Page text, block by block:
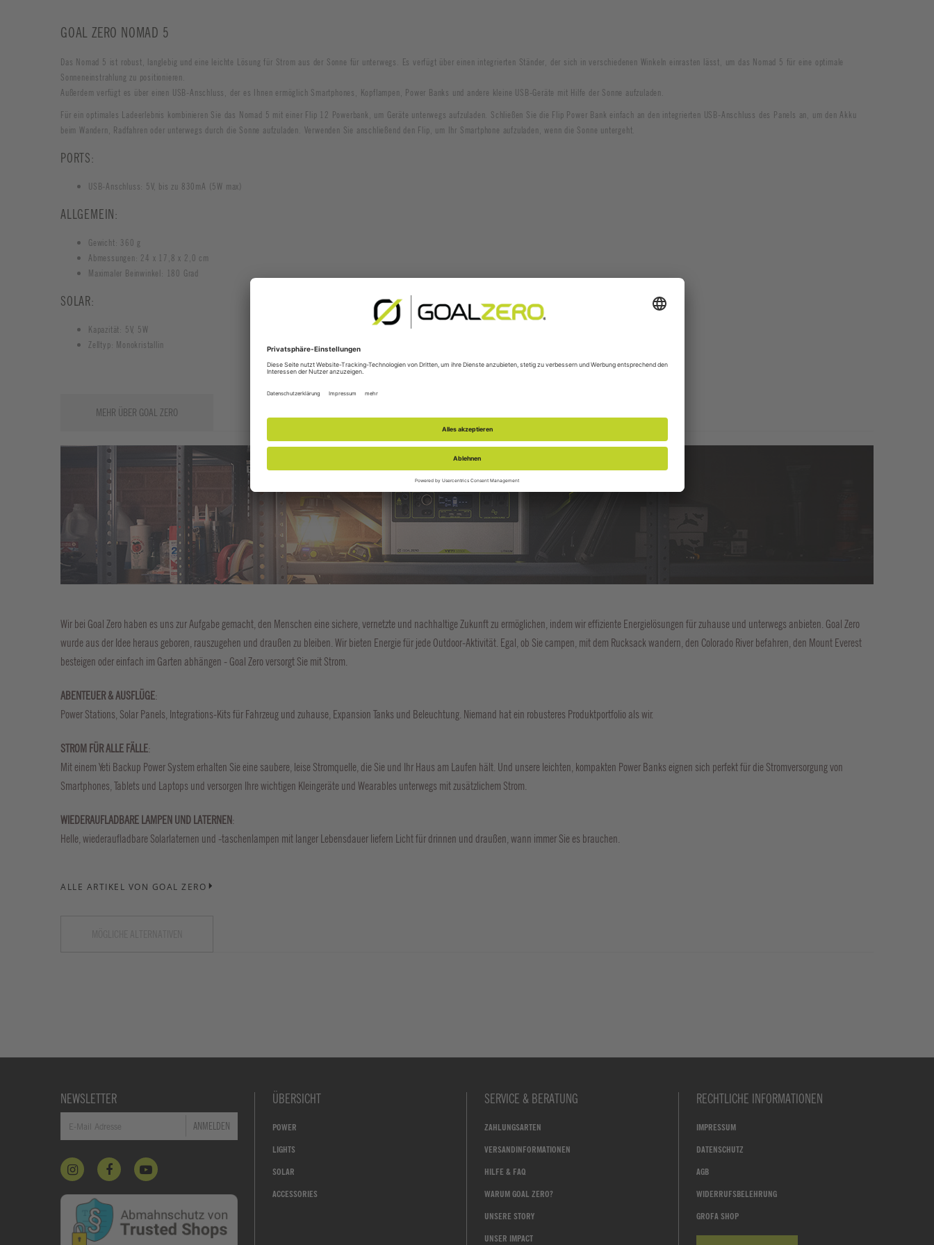
GOAL ZERO NOMAD 5
Das Nomad 5 ist robust, langlebig und eine leichte Lösung für Strom aus der Sonne für unterwegs. Es verfügt über einen integrierten Ständer, der sich in verschiedenen Winkeln einrasten lässt, um das Nomad 5 für eine optimale
Sonneneinstrahlung zu positionieren.
Außerdem verfügt es über einen USB-Anschluss, der es Ihnen ermöglich Smartphones, Kopflampen, Power Banks und andere kleine USB-Geräte mit Hilfe der Sonne aufzuladen.
Für ein optimales Ladeerlebnis kombinieren Sie das Nomad 5 mit einer Flip 12 Powerbank, um Geräte unterwegs aufzuladen. Schließen Sie die Flip Power Bank einfach an den integrierten USB-Anschluss des Panels an, um den Akku
beim Wandern, Radfahren oder unterwegs durch die Sonne aufzuladen. Verwenden Sie anschließend den Flip, um Ihr Smartphone aufzuladen, wenn die Sonne untergeht.
PORTS:
USB-Anschluss: 5V, bis zu 830mA (5W max)
ALLGEMEIN:
Gewicht: 360 g
Abmessungen: 24 x 17,8 x 2,0 cm
Maximaler Beinwinkel: 180 Grad
SOLAR:
Kapazität: 5V, 5W
Zelltyp: Monokristallin
MEHR ÜBER GOAL ZERO
Wir bei Goal Zero haben es uns zur Aufgabe gemacht, den Menschen eine sichere, vernetzte und nachhaltige Zukunft zu ermöglichen, indem wir effiziente Energielösungen für zuhause und unterwegs anbieten. Goal Zero
wurde aus der Idee heraus geboren, rauszugehen und draußen zu bleiben. Wir bieten Energie für jede Outdoor-Aktivität. Egal, ob Sie campen, mit dem Rucksack wandern, den Colorado River befahren, den Mount Everest
besteigen oder einfach im Garten abhängen - Goal Zero versorgt Sie mit Strom.
ABENTEUER & AUSFLÜGE:
Power Stations, Solar Panels, Integrations-Kits für Fahrzeug und zuhause, Expansion Tanks und Beleuchtung. Niemand hat ein robusteres Produktportfolio als wir.
STROM FÜR ALLE FÄLLE:
Mit einem Yeti Backup Power System erhalten Sie eine saubere, leise Stromquelle, die Sie und Ihr Haus am Laufen hält. Und unsere leichten, kompakten Power Banks eignen sich perfekt für die Stromversorgung von
Smartphones, Tablets und Laptops und versorgen Ihre wichtigen Kleingeräte und Wearables unterwegs mit zusätzlichem Strom.
WIEDERAUFLADBARE LAMPEN UND LATERNEN:
Helle, wiederaufladbare Solarlaternen und -taschenlampen mit langer Lebensdauer liefern Licht für drinnen und draußen, wann immer Sie es brauchen.
ALLE ARTIKEL VON GOAL ZERO
NEWSLETTER
ANMELDEN
ÜBERSICHT
POWER
LIGHTS
SOLAR
ACCESSORIES
SERVICE & BERATUNG
ZAHLUNGSARTEN
VERSANDINFORMATIONEN
HILFE & FAQ
WARUM GOAL ZERO?
UNSERE STORY
UNSER IMPACT
RECHTLICHE INFORMATIONEN
IMPRESSUM
DATENSCHUTZ
AGB
WIDERRUFSBELEHRUNG
GROFA SHOP